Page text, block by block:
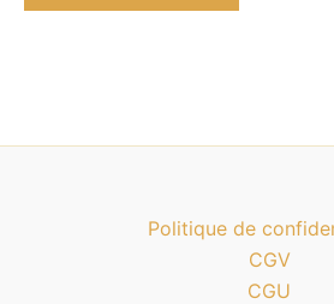
Politique de
CGV
CGU